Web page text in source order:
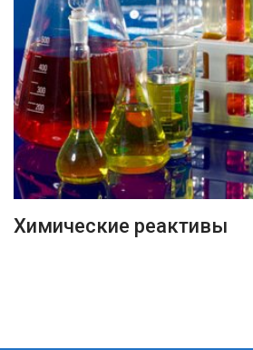
ПОДРОБНЕЕ
Химические реактивы